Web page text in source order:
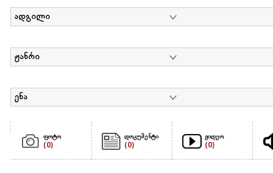
ადგილი
ჟანრი
ენა
ფოტო
(0)
დოკუმენტი
(0)
ვიდეო
(0)